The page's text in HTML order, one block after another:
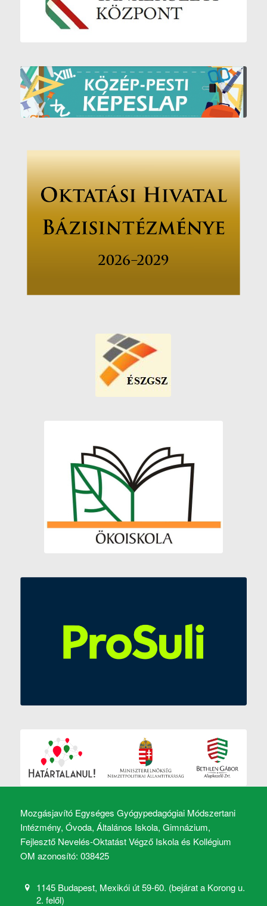
Mozgásjavító Egységes Gyógypedagógiai Módszertani
Intézmény, Óvoda, Általános Iskola, Gimnázium,
Fejlesztő Nevelés-Oktatást Végző Iskola és Kollégium
OM azonosító: 038425
1145 Budapest, Mexikói út 59-60. (bejárat a Korong u.
2. felől)